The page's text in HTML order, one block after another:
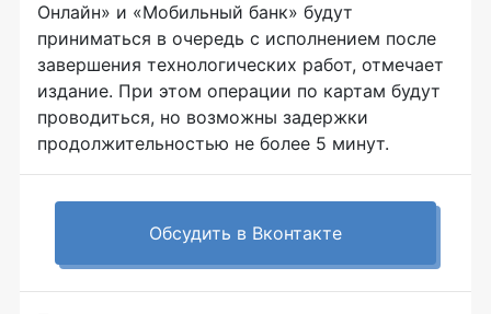
Онлайн» и «Мобильный банк» будут
приниматься в очередь с исполнением после
завершения технологических работ, отмечает
издание. При этом операции по картам будут
проводиться, но возможны задержки
продолжительностью не более 5 минут.
Обсудить в Вконтакте